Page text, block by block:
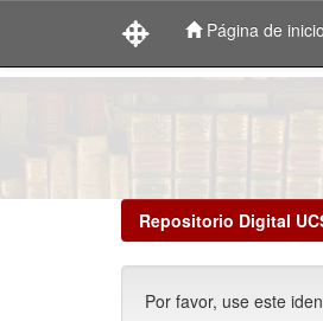
Página de inicio
Repositorio Digital
Por favor, use este